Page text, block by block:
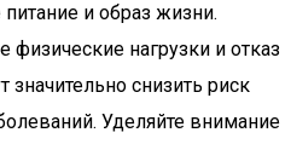
и образ жизни.
физические нагрузки и отказ
снизить риск
Уделяйте внимание